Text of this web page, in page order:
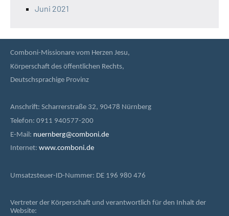
Juni 2021
Comboni-Missionare vom Herzen Jesu,
Körperschaft des öffentlichen Rechts,
Deutschsprachige Provinz
Anschrift: Scharrerstraße 32, 90478 Nürnberg
Telefon: 0911 940577-200
E-Mail: nuernberg@comboni.de
Internet: www.comboni.de
Umsatzsteuer-ID-Nummer: DE 196 980 476
Vertreter der Körperschaft und verantwortlich für den Inhalt der
Website: